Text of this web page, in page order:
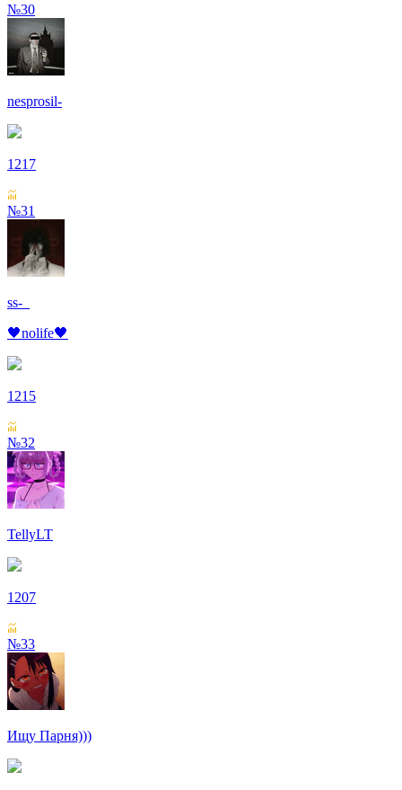
№30
nesprosil-
1217
№31
ss-_
🖤nolife🖤
1215
№32
TellyLT
1207
№33
Ищу Парня)))